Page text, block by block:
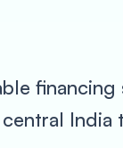
India